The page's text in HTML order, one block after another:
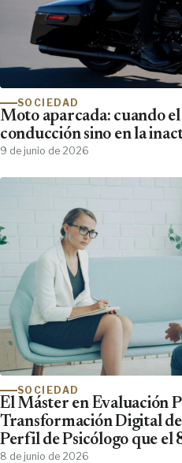
SOCIEDAD
Moto aparcada: cuando el
conducción sino en la
9 de junio de 2026
SOCIEDAD
El Máster en Evaluación
Transformación Digital
Perfil de Psicólogo que el
Clínicos Demanda y No
8 de junio de 2026